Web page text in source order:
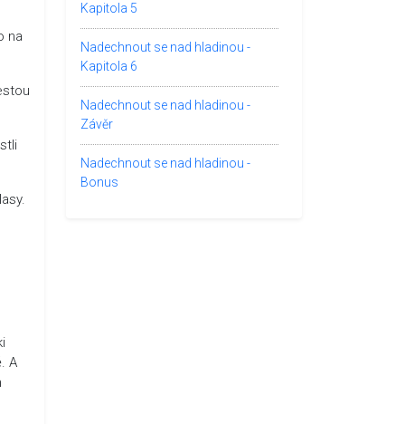
na
A
Kapitola 5
Nadechnout se nad hladinou -
Kapitola 6
Nadechnout se nad hladinou -
Závěr
Nadechnout se nad hladinou -
Bonus